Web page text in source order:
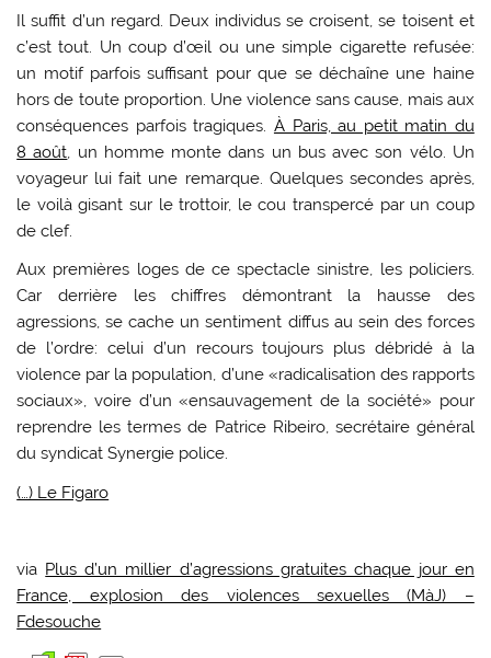
Il suffit d’un regard. Deux individus se croisent, se toisent et
c’est tout. Un coup d’œil ou une simple cigarette refusée:
un motif parfois suffisant pour que se déchaîne une haine
hors de toute proportion. Une violence sans cause, mais aux
conséquences parfois tragiques. À Paris, au petit matin du
8 août, un homme monte dans un bus avec son vélo. Un
voyageur lui fait une remarque. Quelques secondes après,
le voilà gisant sur le trottoir, le cou transpercé par un coup
de clef.
Aux premières loges de ce spectacle sinistre, les policiers.
Car derrière les chiffres démontrant la hausse des
agressions, se cache un sentiment diffus au sein des forces
de l’ordre: celui d’un recours toujours plus débridé à la
violence par la population, d’une «radicalisation des rapports
sociaux», voire d’un «ensauvagement de la société» pour
reprendre les termes de Patrice Ribeiro, secrétaire général
du syndicat Synergie police.
(…) Le Figaro
via Plus d’un millier d’agressions gratuites chaque jour en
France, explosion des violences sexuelles (MàJ) –
Fdesouche